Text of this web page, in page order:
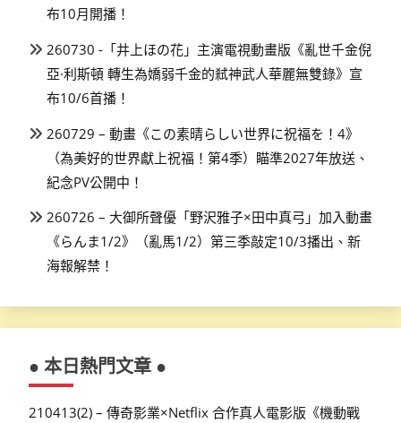
布10月開播！
260730 -「井上ほの花」主演電視動畫版《亂世千金倪
亞·利斯頓 轉生為嬌弱千金的弒神武人華麗無雙錄》宣
布10/6首播！
260729 – 動畫《この素晴らしい世界に祝福を！4》
（為美好的世界獻上祝福！第4季）瞄準2027年放送、
紀念PV公開中！
260726 – 大御所聲優「野沢雅子×田中真弓」加入動畫
《らんま1/2》（亂馬1/2）第三季敲定10/3播出、新
海報解禁！
● 本日熱門文章 ●
210413(2) – 傳奇影業×Netflix 合作真人電影版《機動戰